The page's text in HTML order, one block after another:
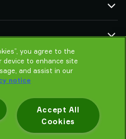
you agree to the
device to enhance site
and assist in our
notice
Accept All
Cookies